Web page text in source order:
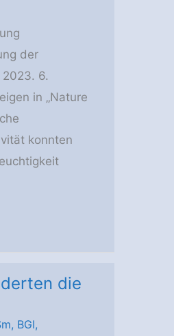
der
6.
in „Nature
konnten
die
, BGI,